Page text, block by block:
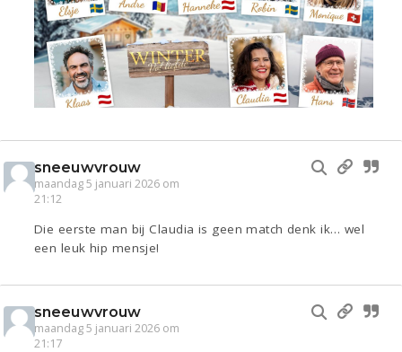
sneeuwvrouw
maandag 5 januari 2026 om
21:12
Die eerste man bij Claudia is geen match denk ik… wel
een leuk hip mensje!
sneeuwvrouw
maandag 5 januari 2026 om
21:17